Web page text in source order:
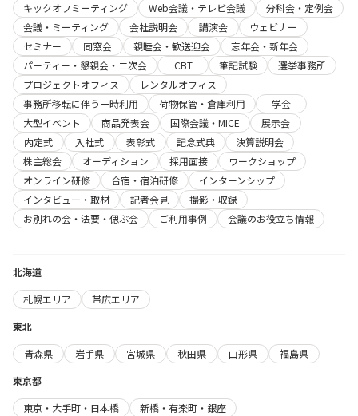
キックオフミーティング
Web会議・テレビ会議
分科会・定例会
会議・ミーティング
会社説明会 講演会
ウェビナー
セミナー
同窓会 親睦会・歓送迎会
忘年会・新年会
パーティー・懇親会・二次会
CBT 筆記試験
選挙事務所
プロジェクトオフィス
レンタルオフィス
事務所移転に伴う一時利用
荷物保管・倉庫利用
学会
大型イベント
商品発表会 国際会議・MICE
展示会
内定式
入社式 表彰式 記念式典
決算説明会
株主総会
オーディション 採用面接
ワークショップ
オンライン研修
合宿・宿泊研修
インターンシップ
インタビュー・取材
記者会見
撮影・収録
お別れの会・法要・偲ぶ会
ご利用事例 会議のお役立ち情報
北海道
札幌エリア
帯広エリア
東北
青森県
岩手県 宮城県 秋田県 山形県
福島県
東京都
東京・大手町・日本橋
新橋・有楽町・銀座